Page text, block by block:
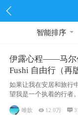
智能排序
伊露心程——马尔
Fushi 自由行（再
的留恋）
如果让我在安居和旅行
望我是一个执着的行者
源于自己
唯歆  12.0万 